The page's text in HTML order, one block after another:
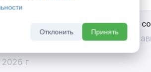
Дополнительная
межкомнатные двери при
двери
г
Divilux
До 31
Отклонить Принять